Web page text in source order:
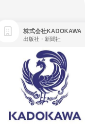
株式会社KADOKAWA
出版社・新聞社